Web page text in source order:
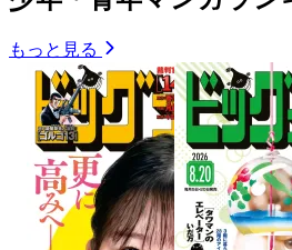
もっと見る